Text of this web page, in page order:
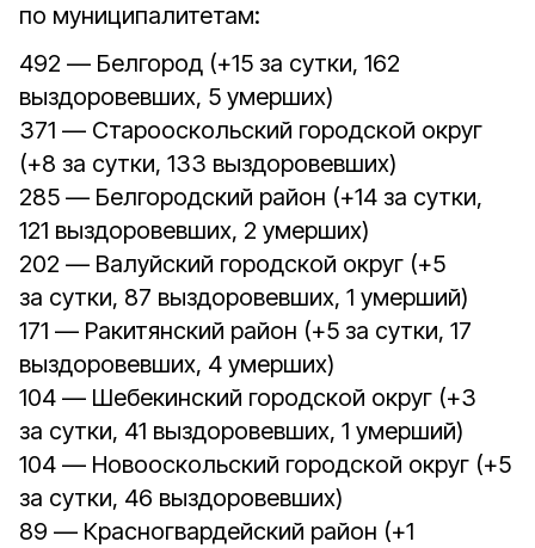
по муниципалитетам:
492 — Белгород (+15 за сутки, 162
выздоровевших, 5 умерших)
371 — Старооскольский городской округ
(+8 за сутки, 133 выздоровевших)
285 — Белгородский район (+14 за сутки,
121 выздоровевших, 2 умерших)
202 — Валуйский городской округ (+5
за сутки, 87 выздоровевших, 1 умерший)
171 — Ракитянский район (+5 за сутки, 17
выздоровевших, 4 умерших)
104 — Шебекинский городской округ (+3
за сутки, 41 выздоровевших, 1 умерший)
104 — Новооскольский городской округ (+5
за сутки, 46 выздоровевших)
89 — Красногвардейский район (+1